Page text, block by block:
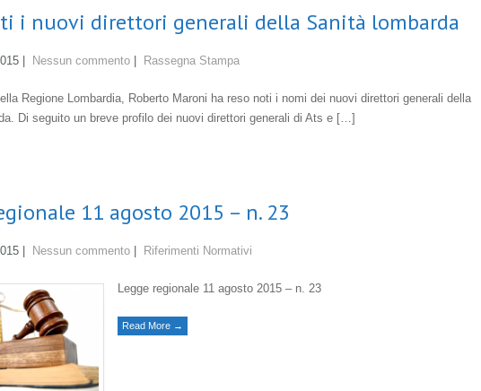
i nuovi direttori generali della Sanità lombarda
Nessun commento Rassegna Stampa
Regione Lombardia, Roberto Maroni ha reso noti i nomi dei nuovi direttori generali della
Di seguito un breve profilo dei nuovi direttori generali di Ats e […]
11 agosto 2015 – n. 23
Nessun commento Riferimenti Normativi
Legge regionale 11 agosto 2015 – n. 23
Read More →